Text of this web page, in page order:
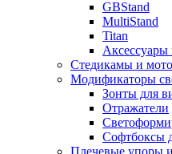
GBStand
MultiStand
Titan
Аксессуары
Стедикамы и
Модификаторы
Зонты для
Отражатели
Софтбоксы
Плечевые упоры